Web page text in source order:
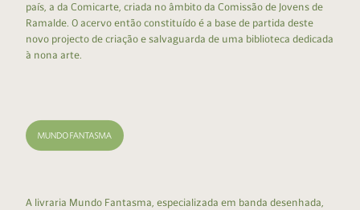
país, a da Comicarte, criada no âmbito da Comissão de Jovens de
Ramalde. O acervo então constituído é a base de partida deste
novo projecto de criação e salvaguarda de uma biblioteca dedicada
à nona arte.
A livraria Mundo Fantasma, especializada em banda desenhada,